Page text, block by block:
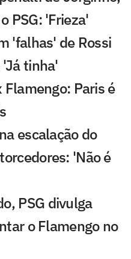
PSG: 'Frieza'
'falhas' de Rossi
'Já tinha'
Flamengo: Paris é
escalação do
'Não é
PSG divulga
o Flamengo no